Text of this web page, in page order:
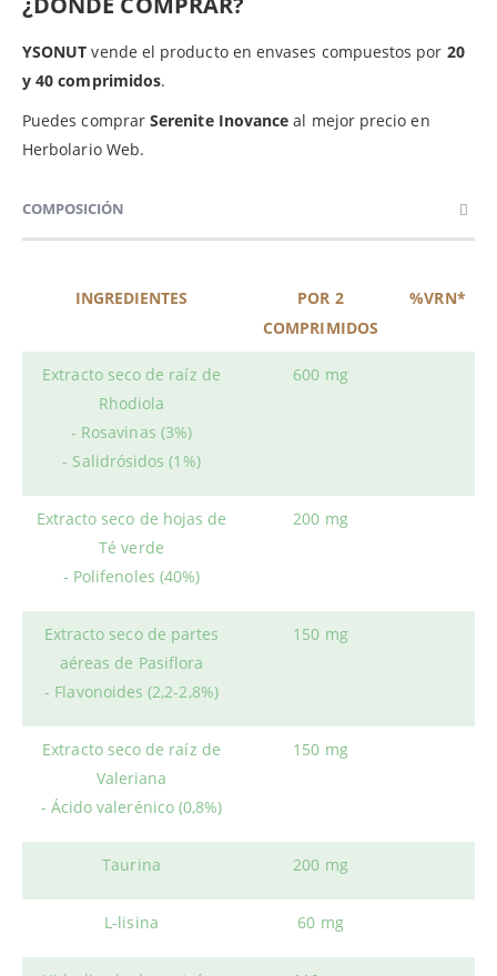
YSONUT vende el producto en envases compuestos por 20
y 40 comprimidos.
Puedes comprarSerenite Inovance al mejor precio en
Herbolario Web.
COMPOSICIÓN
INGREDIENTES
POR 2
COMPRIMIDOS
%VRN*
Extracto seco de raíz de
Rhodiola
- Rosavinas (3%)
- Salidrósidos (1%)
600 mg
Extracto seco de hojas de
Té verde
- Polifenoles (40%)
200 mg
Extracto seco de partes
aéreas de Pasiflora
- Flavonoides (2,2-2,8%)
150 mg
Extracto seco de raíz de
Valeriana
- Ácido valerénico (0,8%)
150 mg
Taurina 200 mg
L-lisina 60 mg